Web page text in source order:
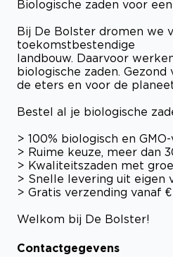
Biologische zaden voor
Bij De Bolster dromen we
toekomstbestendige
landbouw. Daarvoor
biologische zaden.
de eters en voor de
Bestel al je biologische
> 100% biologisch en
> Ruime keuze, meer dan
> Kwaliteitszaden met
> Snelle levering uit eigen
> Gratis verzending vanaf
Welkom bij De Bolster!
Contactgegevens